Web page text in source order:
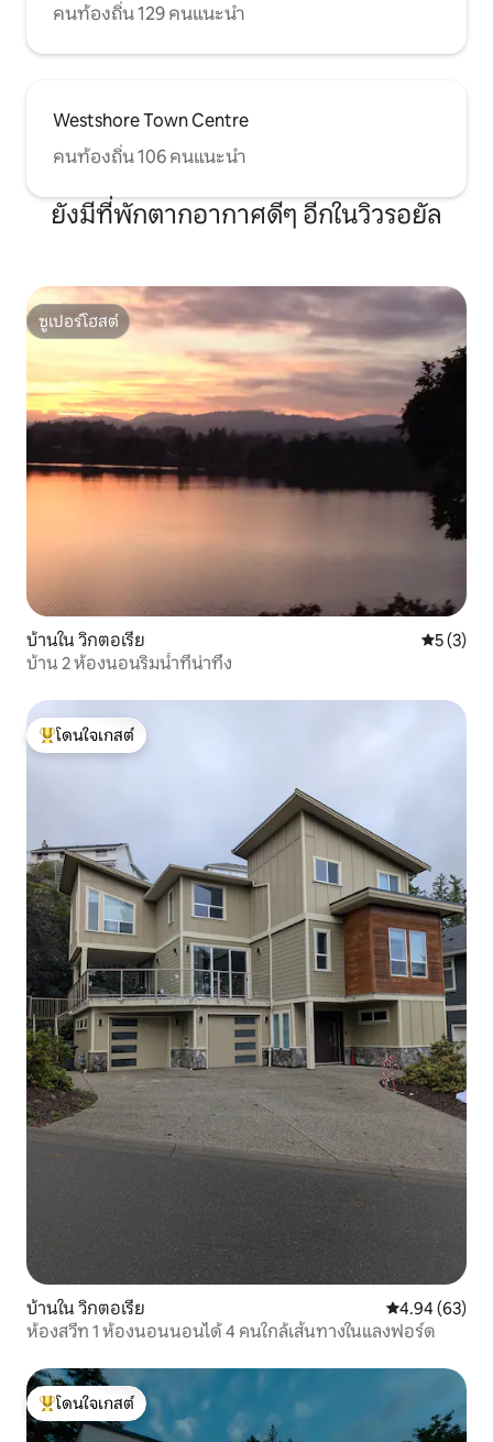
คนท้องถิ่น 129 คนแนะนำ
Westshore Town Centre
คนท้องถิ่น 106 คนแนะนำ
ยังมีที่พักตากอากาศดีๆ อีกในวิวรอยัล
ซูเปอร์โฮสต์
ซูเปอร์โฮสต์
บ้านใน วิกตอเรีย คะแนนเฉ
5 (3)
บ้าน 2 ห้องนอนริมน้ำที่น่าทึ่ง
โดนใจเกสต์ที่สุด
โดนใจเกสต์
บ้านใน วิกตอเรีย คะแนนเฉลี่ย
4.94 (63)
ห้องสวีท 1 ห้องนอนนอนได้ 4 คนใกล้เส้นทางในแลงฟอร์ด
โดนใจเกสต์ที่สุด
โดนใจเกสต์